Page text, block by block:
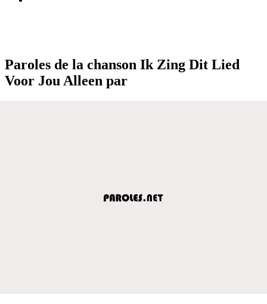
Paroles de la chanson Ik Zing Dit Lied
Voor Jou Alleen par